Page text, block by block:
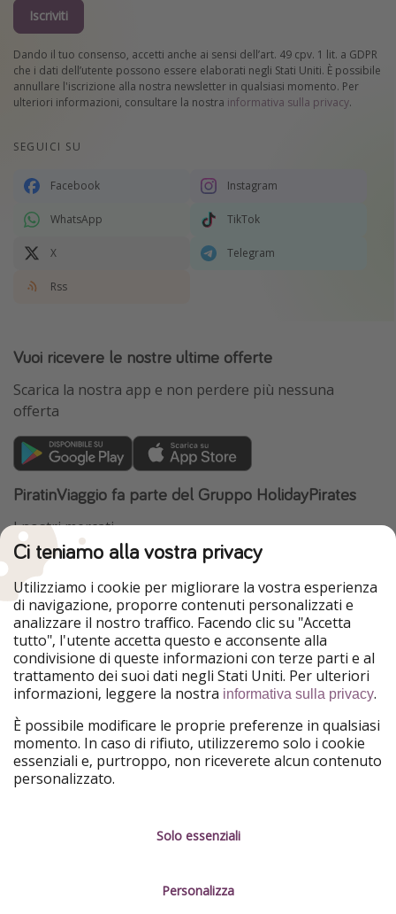
Iscriviti
Dando il tuo consenso, accetti anche ai sensi dell’art. 49 cpv. 1 lit. a GDPR
che i dati dell’utente possono essere elaborati negli Stati Uniti. È possibile
annullare l'iscrizione alla nostra newsletter in qualsiasi momento. Per
ulteriori informazioni, consultare la nostra informativa sulla privacy.
SEGUICI SU
Facebook Instagram
WhatsApp TikTok
X Telegram
Rss
Vuoi ricevere le nostre ultime offerte
Scarica la nostra app e non perdere più nessuna
offerta
PiratinViaggio fa parte del Gruppo HolidayPirates
I nostri mercati
HolidayPirates
VakantiePiraten
WakacyjniPiraci
Ferienpiraten
Urlaubspiraten
Urlaubspiraten
ViajerosPiratas
TravelPirates
Il nostro gruppo
HolidayPirates Group
Conoscici meglio
Chi siamo
Lavora con noi
Informazioni legali
Termini d' Uso
Ci teniamo alla vostra privacy
Utilizziamo i cookie per migliorare la vostra esperienza
di navigazione, proporre contenuti personalizzati e
analizzare il nostro traffico. Facendo clic su "Accetta
tutto", l'utente accetta questo e acconsente alla
condivisione di queste informazioni con terze parti e al
trattamento dei suoi dati negli Stati Uniti. Per ulteriori
informazioni, leggere la nostra informativa sulla privacy.
È possibile modificare le proprie preferenze in qualsiasi
momento. In caso di rifiuto, utilizzeremo solo i cookie
essenziali e, purtroppo, non riceverete alcun contenuto
personalizzato.
Solo essenziali
Personalizza